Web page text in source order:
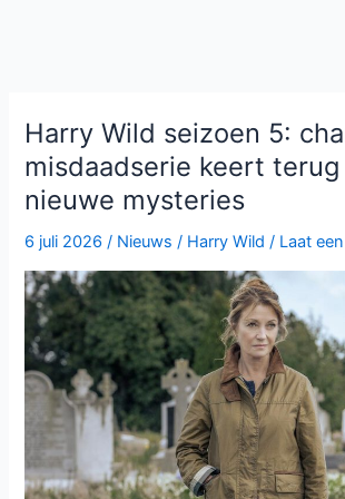
Harry Wild seizoen 5:
misdaadserie keert
nieuwe mysteries
6 juli 2026/ Nieuws / Harry Wild / Laat